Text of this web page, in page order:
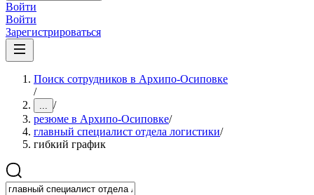
Войти
Войти
Зарегистрироваться
Поиск сотрудников в Архипо-Осиповке
/
... /
резюме в Архипо-Осиповке/
главный специалист отдела логистики/
гибкий график